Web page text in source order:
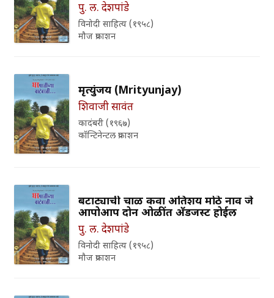
पु. ल. देशपांडे
विनोदी साहित्य (१९५८)
मौज प्रकाशन
मृत्युंजय (Mrityunjay)
शिवाजी सावंत
कादंबरी (१९६७)
कॉन्टिनेन्टल प्रकाशन
बटाट्याची चाळ किंवा अतिशय मोठे नाव जे
आपोआप दोन ओळींत अ‍ॅडजस्ट होईल
पु. ल. देशपांडे
विनोदी साहित्य (१९५८)
मौज प्रकाशन